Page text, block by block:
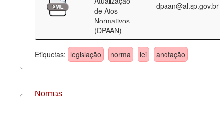
Legislação
Perguntas frequentes
Contato
de Atos
Normativos
(DPAAN)
dpaan@al.sp.gov.br
Etiquetas: legislação norma lei anotação
Normas